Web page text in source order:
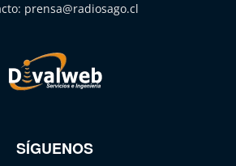
prensa@radiosago.cl
SÍGUENOS